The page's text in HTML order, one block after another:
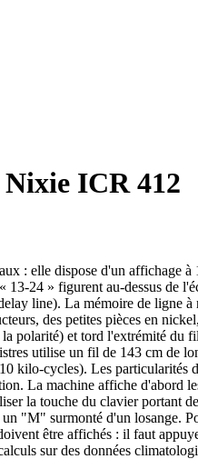
ICR 412
: elle dispose d'un affichage
24 » figurent au-dessus de
line). La mémoire de ligne
des petites pièces en
polarité) et tord l'extrémité
utilise un fil de 143 cm
kilo-cycles). Les
La machine affiche d'abord
la touche du clavier
"M" surmonté d'un losange.
être affichés : il faut
sur des données